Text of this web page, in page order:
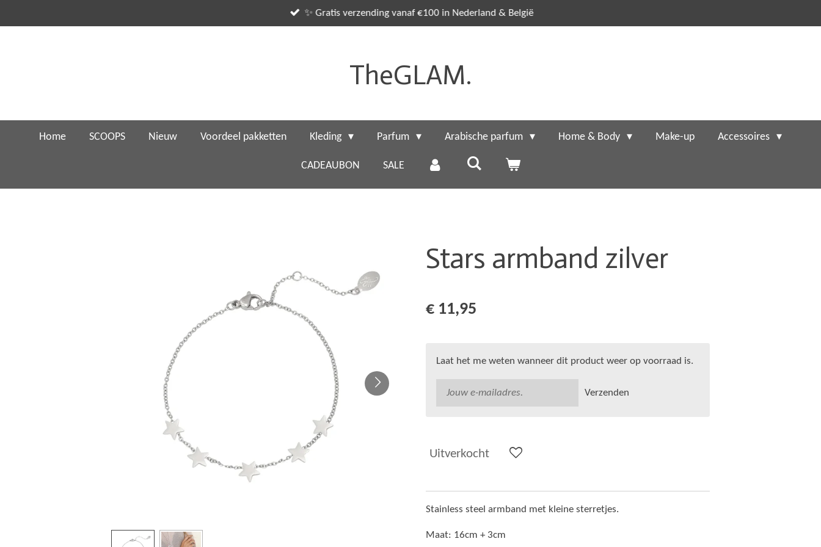
direct
✨ Gratis verzending vanaf €100 in Nederland & België
TheGLAM.
Home SCOOPS Nieuw Voordeel pakketten Kleding Parfum Arabische parfum Home & Body Make-up Accessoires
CADEAUBON SALE
Stars armband zilver
€ 11,95
Laat het me weten wanneer dit product weer op voorraad is.
Verzenden
Uitverkocht
Stainless steel armband met kleine sterretjes.
Maat: 16cm + 3cm